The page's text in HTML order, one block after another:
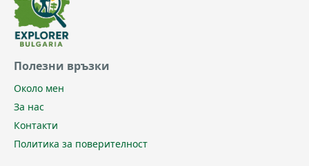
Полезни връзки
Около мен
За нас
Контакти
Политика за поверителност